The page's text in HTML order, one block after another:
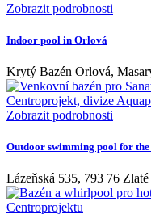
Zobrazit podrobnosti
Indoor pool in Orlová
Krytý Bazén Orlová,
Zobrazit podrobnosti
Outdoor swimming pool for
Lázeňská 535, 793 76